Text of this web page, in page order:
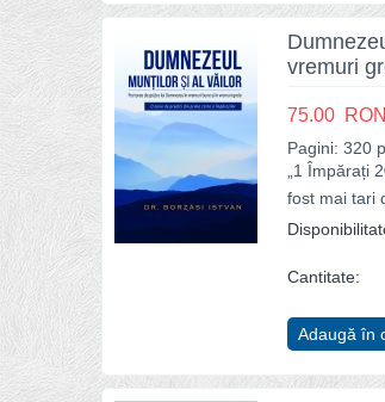
vremuri
75.00 RON
Pagini: 320
„1 Împărați
fost mai tari
Cantitate:
Adaugă în